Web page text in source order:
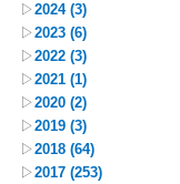
▷2024 (3)
▷2023 (6)
▷2022 (3)
▷2021 (1)
▷2020 (2)
▷2019 (3)
▷2018 (64)
▷2017 (253)